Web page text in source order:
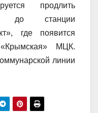
продлить
до станции
где появится
МЦК.
линии